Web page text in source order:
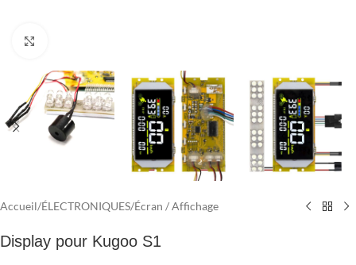
Accueil/ÉLECTRONIQUES/Écran / Affichage
Display pour Kugoo S1